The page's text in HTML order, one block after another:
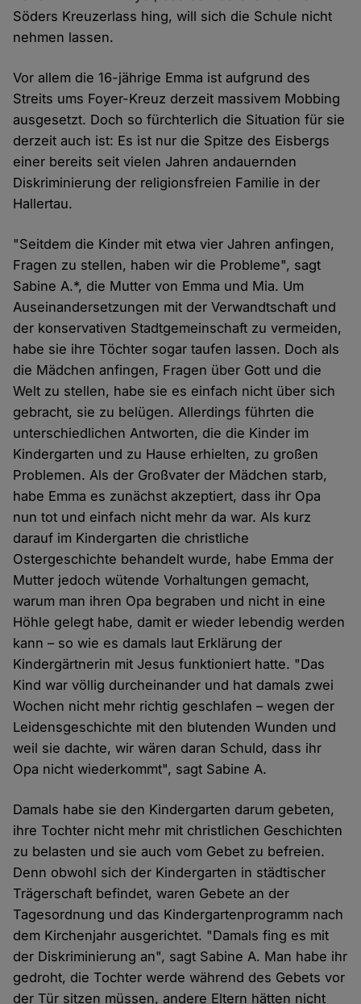
Söders Kreuzerlass hing, will sich die Schule nicht
nehmen lassen.
Vor allem die 16-jährige Emma ist aufgrund des
Streits ums Foyer-Kreuz derzeit massivem Mobbing
ausgesetzt. Doch so fürchterlich die Situation für sie
derzeit auch ist: Es ist nur die Spitze des Eisbergs
einer bereits seit vielen Jahren andauernden
Diskriminierung der religionsfreien Familie in der
Hallertau.
"Seitdem die Kinder mit etwa vier Jahren anfingen,
Fragen zu stellen, haben wir die Probleme", sagt
Sabine A.*, die Mutter von Emma und Mia. Um
Auseinandersetzungen mit der Verwandtschaft und
der konservativen Stadtgemeinschaft zu vermeiden,
habe sie ihre Töchter sogar taufen lassen. Doch als
die Mädchen anfingen, Fragen über Gott und die
Welt zu stellen, habe sie es einfach nicht über sich
gebracht, sie zu belügen. Allerdings führten die
unterschiedlichen Antworten, die die Kinder im
Kindergarten und zu Hause erhielten, zu großen
Problemen. Als der Großvater der Mädchen starb,
habe Emma es zunächst akzeptiert, dass ihr Opa
nun tot und einfach nicht mehr da war. Als kurz
darauf im Kindergarten die christliche
Ostergeschichte behandelt wurde, habe Emma der
Mutter jedoch wütende Vorhaltungen gemacht,
warum man ihren Opa begraben und nicht in eine
Höhle gelegt habe, damit er wieder lebendig werden
kann – so wie es damals laut Erklärung der
Kindergärtnerin mit Jesus funktioniert hatte. "Das
Kind war völlig durcheinander und hat damals zwei
Wochen nicht mehr richtig geschlafen – wegen der
Leidensgeschichte mit den blutenden Wunden und
weil sie dachte, wir wären daran Schuld, dass ihr
Opa nicht wiederkommt", sagt Sabine A.
Damals habe sie den Kindergarten darum gebeten,
ihre Tochter nicht mehr mit christlichen Geschichten
zu belasten und sie auch vom Gebet zu befreien.
Denn obwohl sich der Kindergarten in städtischer
Trägerschaft befindet, waren Gebete an der
Tagesordnung und das Kindergartenprogramm nach
dem Kirchenjahr ausgerichtet. "Damals fing es mit
der Diskriminierung an", sagt Sabine A. Man habe ihr
gedroht, die Tochter werde während des Gebets vor
der Tür sitzen müssen, andere Eltern hätten nicht